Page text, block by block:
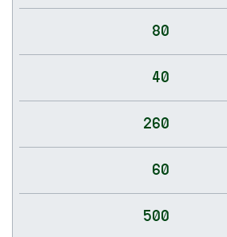
80
40
260
60
500